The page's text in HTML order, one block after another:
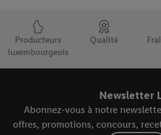
Élément du pied de page avec les
Producteurs
luxembourgeois
Qualité
Newsletter
Abonnez-vous à notre
offres, promotions, concours,